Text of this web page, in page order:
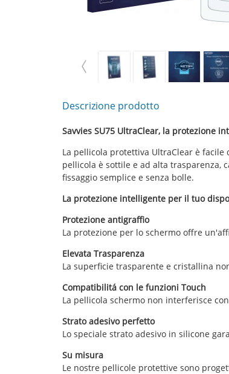
Descrizione prodotto
Savvies SU75 UltraClear, la protezione
La pellicola protettiva UltraClear è
pellicola è sottile e ad alta trasparenza,
fissaggio semplice e senza bolle.
La protezione intelligente per il tuo
Protezione antigraffio
La protezione per lo schermo offre
Elevata Trasparenza
La superficie trasparente e cristallina
Compatibilitá con le funzioni Touch
La pellicola schermo non interferisce
Strato adesivo perfetto
Lo speciale strato adesivo in silicone
Su misura
Le nostre pellicole protettive sono